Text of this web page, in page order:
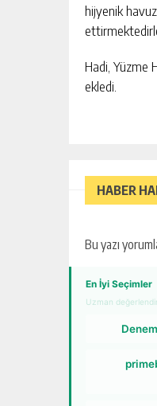
hijyenik
Hadi, Yüzme
ekledi.
HABER
Bu yazı
En İyi Seçimler
Uzman